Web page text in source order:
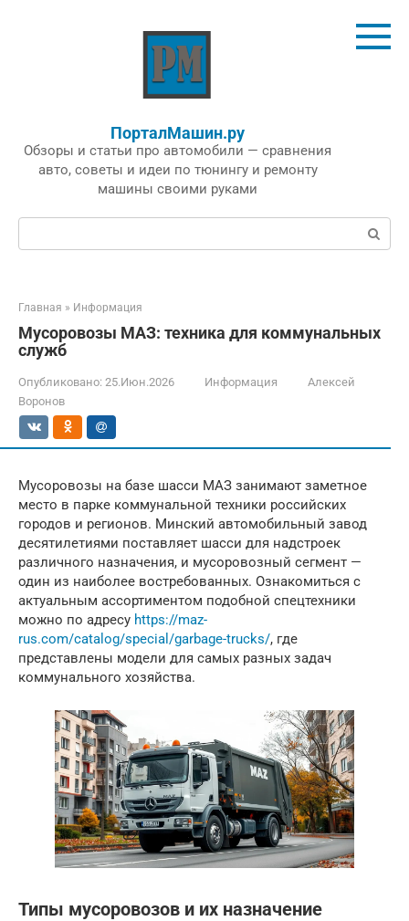
ПорталМашин.ру
Обзоры и статьи про автомобили — сравнения
авто, советы и идеи по тюнингу и ремонту
машины своими руками
Поиск:
Главная » Информация
Мусоровозы МАЗ: техника для коммунальных
служб
Опубликовано: 25.Июн.2026 Информация
Алексей
Воронов
Мусоровозы на базе шасси МАЗ занимают заметное
место в парке коммунальной техники российских
городов и регионов. Минский автомобильный завод
десятилетиями поставляет шасси для надстроек
различного назначения, и мусоровозный сегмент —
один из наиболее востребованных. Ознакомиться с
актуальным ассортиментом подобной спецтехники
можно по адресу https://maz-
rus.com/catalog/special/garbage-trucks/, где
представлены модели для самых разных задач
коммунального хозяйства.
Типы мусоровозов и их назначение